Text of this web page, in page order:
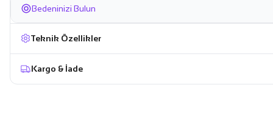
Bedeninizi Bulun
Teknik Özellikler
Kargo & İade